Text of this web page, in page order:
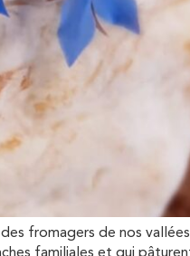
fromagers de nos